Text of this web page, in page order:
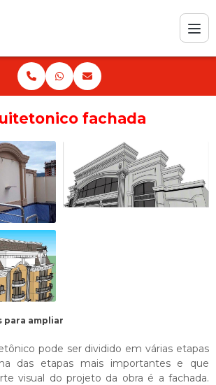
fachada
para ampliar
pode ser dividido em várias etapas
das etapas mais importantes e que
visual do projeto da obra é a fachada.